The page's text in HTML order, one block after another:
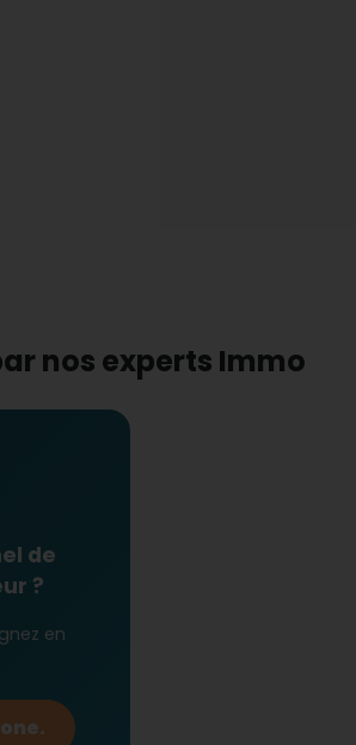
profiter
ceux qui
coût du m²
nos experts Immo
de
?
en